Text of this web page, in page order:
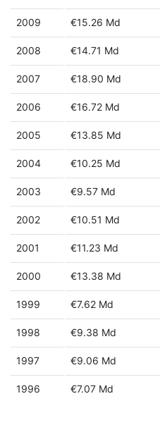
2009 €15.26 Md
2008 €14.71 Md
2007 €18.90 Md
2006 €16.72 Md
2005 €13.85 Md
2004 €10.25 Md
2003 €9.57 Md
2002 €10.51 Md
2001 €11.23 Md
2000 €13.38 Md
1999 €7.62 Md
1998 €9.38 Md
1997 €9.06 Md
1996 €7.07 Md